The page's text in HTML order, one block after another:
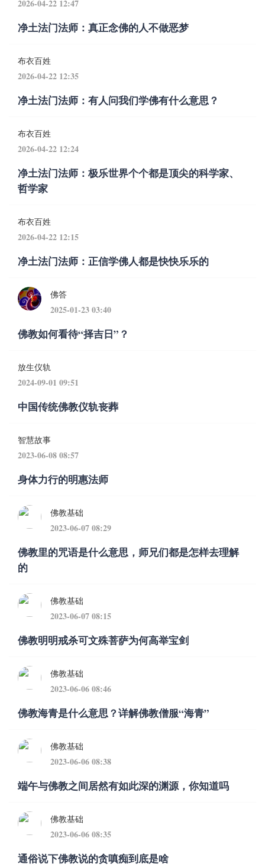
2026-04-22 12:47
净土法门法师：真正念佛的人不做恶梦
布衣百姓
2026-04-22 12:35
净土法门法师：有人问我们学佛有什么意思？
布衣百姓
2026-04-22 12:24
净土法门法师：极乐世界个个都是顶尖的科学家、
哲学家
布衣百姓
2026-04-22 12:15
净土法门法师：正信学佛人都是快快乐乐的
佛答
2025-01-23 03:40
佛教如何看待“择吉日”？
放生仪轨
2024-09-01 09:51
中国传统佛教仪轨丧葬
智慧故事
2023-06-08 08:57
身体力行的明惠法师
佛教基础
2023-06-07 08:29
佛教里的咒语是什么意思，师兄们都是怎样去理解
的
佛教基础
2023-06-07 08:15
佛教明明戒杀可文殊菩萨为何高举宝剑
佛教基础
2023-06-06 08:46
佛教海青是什么意思？详解佛教僧服“海青”
佛教基础
2023-06-06 08:38
端午与佛教之间居然有如此深的渊源，你知道吗
佛教基础
2023-06-06 08:35
通俗说下佛教说的贪嗔痴到底是啥